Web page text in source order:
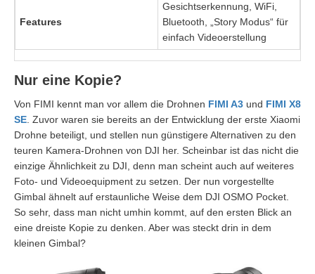
Features
Gesichtserkennung, WiFi,
Bluetooth, „Story Modus“ für
einfach Videoerstellung
Nur eine Kopie?
Von FIMI kennt man vor allem die Drohnen FIMI A3 und FIMI X8
SE. Zuvor waren sie bereits an der Entwicklung der erste Xiaomi
Drohne beteiligt, und stellen nun günstigere Alternativen zu den
teuren Kamera-Drohnen von DJI her. Scheinbar ist das nicht die
einzige Ähnlichkeit zu DJI, denn man scheint auch auf weiteres
Foto- und Videoequipment zu setzen. Der nun vorgestellte
Gimbal ähnelt auf erstaunliche Weise dem DJI OSMO Pocket.
So sehr, dass man nicht umhin kommt, auf den ersten Blick an
eine dreiste Kopie zu denken. Aber was steckt drin in dem
kleinen Gimbal?